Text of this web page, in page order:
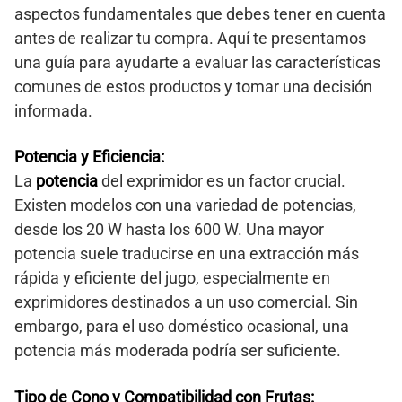
aspectos fundamentales que debes tener en cuenta
antes de realizar tu compra. Aquí te presentamos
una guía para ayudarte a evaluar las características
comunes de estos productos y tomar una decisión
informada.
Potencia y Eficiencia:
La potenciadel exprimidor es un factor crucial.
Existen modelos con una variedad de potencias,
desde los 20 W hasta los 600 W. Una mayor
potencia suele traducirse en una extracción más
rápida y eficiente del jugo, especialmente en
exprimidores destinados a un uso comercial. Sin
embargo, para el uso doméstico ocasional, una
potencia más moderada podría ser suficiente.
Tipo de Cono y Compatibilidad con Frutas: